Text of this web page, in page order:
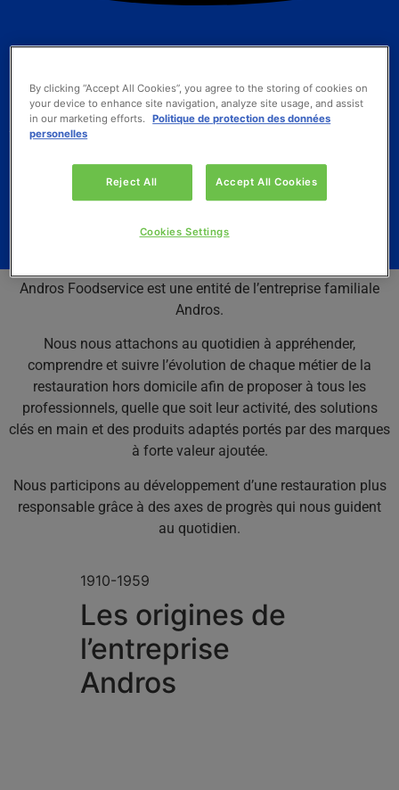
Andros FoodService
Le réflexe fruitier, ultra-fais et végétal
de tous les professionnels de la
consommation hors domicile
Andros Foodservice est une entité de l’entreprise familiale
Andros.
Nous nous attachons au quotidien à appréhender,
comprendre et suivre l’évolution de chaque métier de la
restauration hors domicile afin de proposer à tous les
professionnels, quelle que soit leur activité, des solutions
clés en main et des produits adaptés portés par des marques
à forte valeur ajoutée.
Nous participons au développement d’une restauration plus
responsable grâce à des axes de progrès qui nous guident
au quotidien.
1910-1959
Les origines de
l’entreprise
Andros
By clicking “Accept All Cookies”, you agree to the storing of cookies on
your device to enhance site navigation, analyze site usage, and assist
in our marketing efforts. Politique de protection des données
personelles
Reject All Accept All Cookies
Cookies Settings